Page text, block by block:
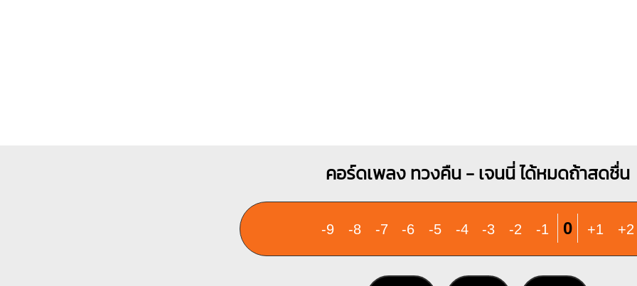
คอร์ดเพลง ทวงคืน - เจนนี่ ได้หมดถ้าสดชื่น
-9 -8 -7 -6 -5 -4 -3 -2 -1 0 +1 +2